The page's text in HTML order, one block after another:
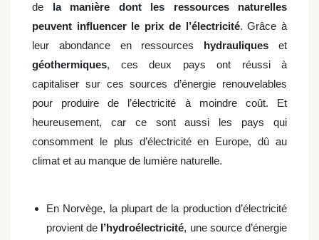
de la manière dont les ressources naturelles
peuvent influencer le prix de l’électricité. Grâce à
leur abondance en ressources hydrauliqueset
géothermiques, ces deux pays ont réussi à
capitaliser sur ces sources d’énergie renouvelables
pour produire de l’électricité à moindre coût. Et
heureusement, car ce sont aussi les pays qui
consomment le plus d’électricité en Europe, dû au
climat et au manque de lumière naturelle.
En Norvège, la plupart de la production d’électricité
provient de l’hydroélectricité, une source d’énergie